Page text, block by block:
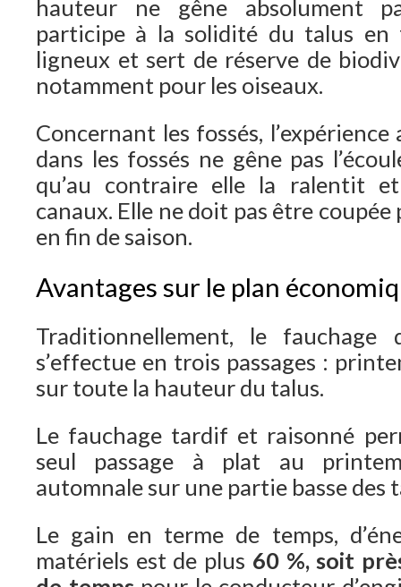
hauteur ne gêne absolument
participe à la solidité du talus en
ligneux et sert de réserve de
notamment pour les oiseaux.
Concernant les fossés,
dans les fossés ne gêne pas
qu’au contraire elle la ralentit
canaux. Elle ne doit pas être coupée
en fin de saison.
Avantages sur le plan
Traditionnellement, le fauchage
s’effectue en trois passages :
sur toute la hauteur du talus.
Le fauchage tardif et raisonné
seul passage à plat au
automnale sur une partie basse des
Le gain en terme de temps,
matériels est de plus 60 %, soit